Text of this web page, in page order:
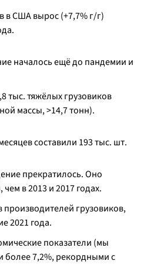
в США вырос (+7,7% г/г)
началось ещё до пандемии и
тыс. тяжёлых грузовиков
массы, >14,7 тонн).
составили 193 тыс. шт.
прекратилось. Оно
в 2013 и 2017 годах.
производителей грузовиков,
2021 года.
показатели (мы
7,2%, рекордными с